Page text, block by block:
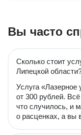
Вы часто
Сколько стоит
Липецкой
Услуга «Лазерное
от 300 рублей.
что случилось, и
о расценках, а вы